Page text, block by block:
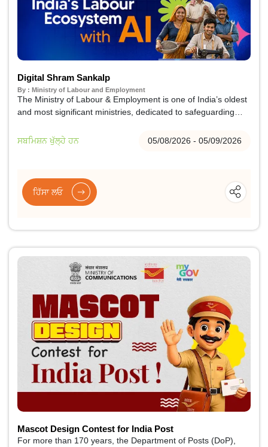
ਸਬਮਿਸ਼ਨ ਖੁੱਲ੍ਹੇ ਹਨ 05/08/2026 - 05/09/2026
Digital Shram Sankalp
By : Ministry of Labour and Employment
The Ministry of Labour & Employment is one of India’s oldest
and most significant ministries, dedicated to safeguarding
economically weaker and disadvantaged sections. It strives to
ਹਿੱਸਾ ਲਓ
Mascot Design Contest for India Post
For more than 170 years, the Department of Posts (DoP),